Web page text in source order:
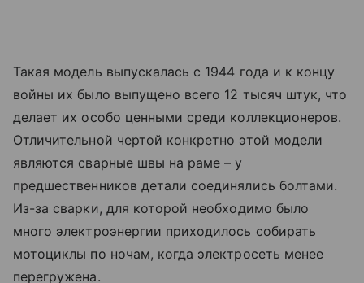
Такая модель выпускалась с 1944 года и к концу
войны их было выпущено всего 12 тысяч штук, что
делает их особо ценными среди коллекционеров.
Отличительной чертой конкретно этой модели
являются сварные швы на раме – у
предшественников детали соединялись болтами.
Из-за сварки, для которой необходимо было
много электроэнергии приходилось собирать
мотоциклы по ночам, когда электросеть менее
перегружена.